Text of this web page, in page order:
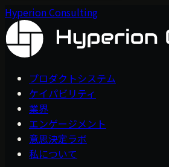
Hyperion Consulting
プロダクトシステム
ケイパビリティ
業界
エンゲージメント
意思決定ラボ
私について